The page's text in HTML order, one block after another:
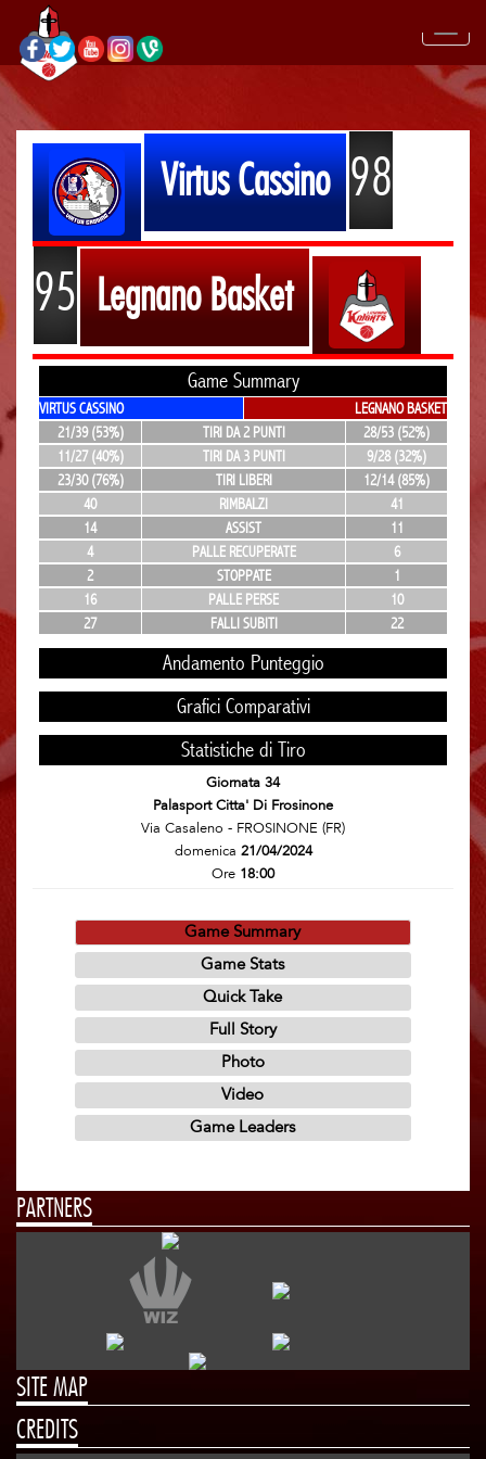
Virtus Cassino 98
95 Legnano Basket
Game Summary
VIRTUS CASSINO
LEGNANO BASKET
21/39 (53%)
TIRI DA 2 PUNTI
28/53 (52%)
11/27 (40%)
TIRI DA 3 PUNTI
9/28 (32%)
23/30 (76%)
TIRI LIBERI
12/14 (85%)
40
RIMBALZI
41
14
ASSIST
11
4
PALLE RECUPERATE
6
2
STOPPATE
1
16
PALLE PERSE
10
27
FALLI SUBITI 22
Andamento Punteggio
Grafici Comparativi
Statistiche di Tiro
Giornata 34
Palasport Citta' Di Frosinone
Via Casaleno - FROSINONE (FR)
domenica 21/04/2024
Ore 18:00
PARTNERS
SITE MAP
CREDITS